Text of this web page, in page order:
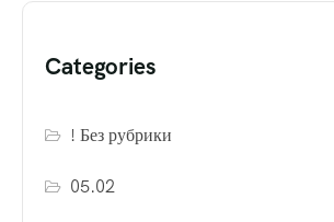
Categories
! Без рубрики
05.02